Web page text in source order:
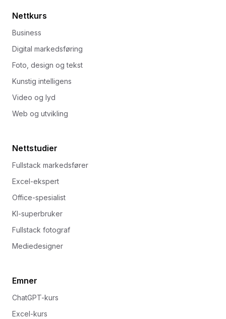
Nettkurs
Business
Digital markedsføring
Foto, design og tekst
Kunstig intelligens
Video og lyd
Web og utvikling
Nettstudier
Fullstack markedsfører
Excel-ekspert
Office-spesialist
KI-superbruker
Fullstack fotograf
Mediedesigner
Emner
ChatGPT-kurs
Excel-kurs